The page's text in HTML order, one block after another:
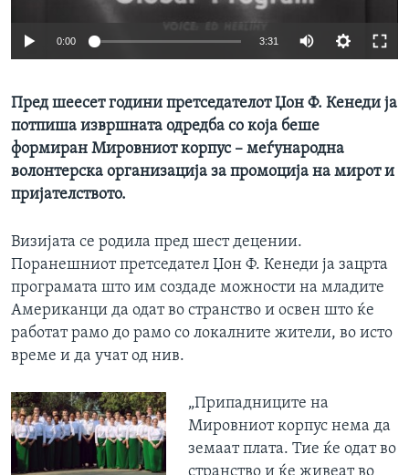
Јазици
0:00 3:31
Пред шеесет години претседателот Џон Ф. Кенеди ја
потпиша извршната одредба со која беше
формиран Мировниот корпус – меѓународна
волонтерска организација за промоција на мирот и
пријателството.
Визијата се родила пред шест децении.
Поранешниот претседател Џон Ф. Кенеди ја зацрта
програмата што им создаде можности на младите
Американци да одат во странство и освен што ќе
работат рамо до рамо со локалните жители, во исто
време и да учат од нив.
„Припадниците на
Мировниот корпус нема да
земаат плата. Тие ќе одат во